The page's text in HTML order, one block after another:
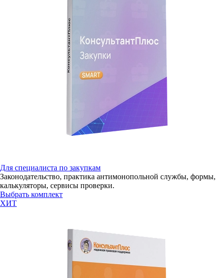
Для специалиста по закупкам
Законодательство, практика антимонопольной службы, формы,
калькуляторы, сервисы проверки.
Выбрать комплект
ХИТ